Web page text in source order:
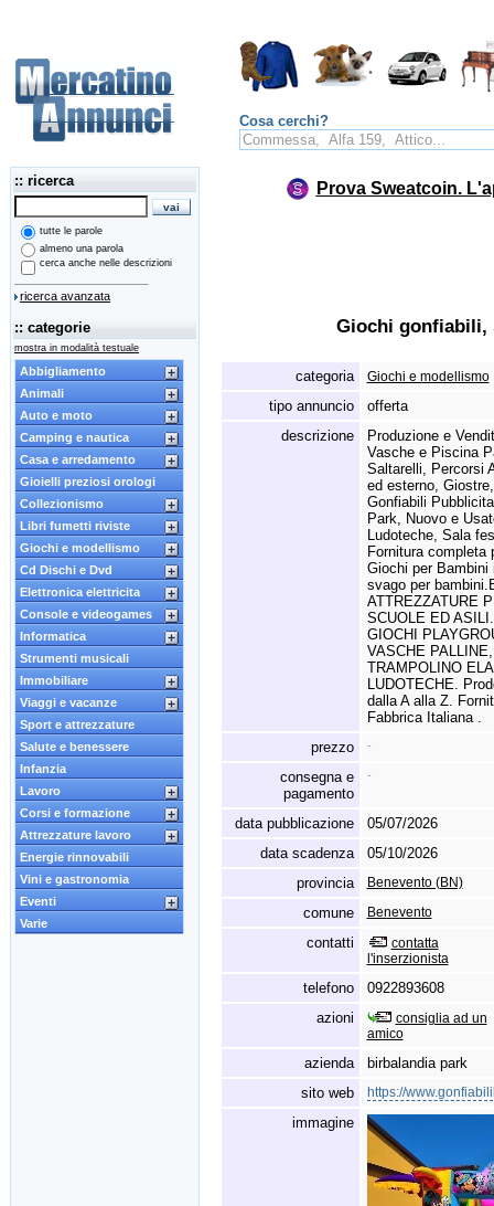
Cosa cerchi?
:: ricerca
tutte le parole
almeno una parola
cerca anche nelle descrizioni
ricerca avanzata
:: categorie
mostra in modalità testuale
Abbigliamento
Animali
Auto e moto
Camping e nautica
Casa e arredamento
Gioielli preziosi orologi
Collezionismo
Libri fumetti riviste
Giochi e modellismo
Cd Dischi e Dvd
Elettronica elettricita
Console e videogames
Informatica
Strumenti musicali
Immobiliare
Viaggi e vacanze
Sport e attrezzature
Salute e benessere
Infanzia
Lavoro
Corsi e formazione
Attrezzature lavoro
Energie rinnovabili
Vini e gastronomia
Eventi
Varie
Prova Sweatcoin.
Giochi
categoria Giochi e modellismo
tipo annuncio
offerta
descrizione
Produzione e
Vasche e Piscina
Saltarelli, Percorsi
ed esterno, Giostre,
Gonfiabili
Park, Nuovo e
Ludoteche, Sala
Fornitura completa
Giochi per Bambini
svago per bambini.
ATTREZZATURE
SCUOLE ED ASILI.
GIOCHI
VASCHE PALLINE,
TRAMPOLINO
LUDOTECHE.
dalla A alla Z.
Fabbrica Italiana .
prezzo
-
consegna e
pagamento
-
data pubblicazione
05/07/2026
data scadenza
05/10/2026
provincia
Benevento (BN)
comune Benevento
contatti
contatta
l'inserzionista
telefono
0922893608
azioni
consiglia ad un
amico
azienda
birbalandia park
sito web
https://
immagine